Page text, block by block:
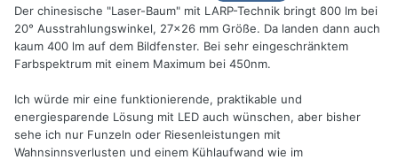
Der chinesische "Laser-Baum" mit LARP-Technik bringt 800 lm bei
20° Ausstrahlungswinkel, 27x26 mm Größe. Da landen dann auch
kaum 400 lm auf dem Bildfenster. Bei sehr eingeschränktem
Farbspektrum mit einem Maximum bei 450nm.
Ich würde mir eine funktionierende, praktikable und
energiesparende Lösung mit LED auch wünschen, aber bisher
sehe ich nur Funzeln oder Riesenleistungen mit
Wahnsinnsverlusten und einem Kühlaufwand wie im